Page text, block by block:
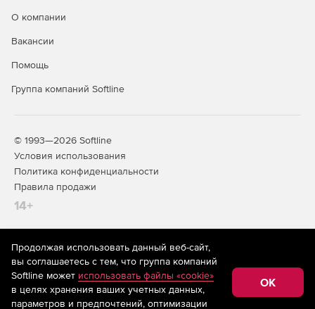
О компании
Вакансии
Помощь
Группа компаний Softline
© 1993—2026 Softline
Условия использования
Политика конфиденциальности
Правила продажи
14+
На информационном ресурсе store.softline.ru применяются
рекомендательные технологии(информационные технологии
предоставления информации на основе сбора,
систематизации и анализа сведений, относящихся к
предпочтениям пользователей сети «Интернет»,
Продолжая использовать данный веб-сайт,
вы соглашаетесь с тем, что группа компаний
Softline может использовать файлы «cookie»
в целях хранения ваших учетных данных,
параметров и предпочтений, оптимизации
OK